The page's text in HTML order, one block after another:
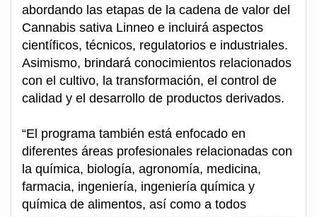
abordando las etapas de la cadena de valor del
Cannabis sativa Linneo e incluirá aspectos
científicos, técnicos, regulatorios e industriales.
Asimismo, brindará conocimientos relacionados
con el cultivo, la transformación, el control de
calidad y el desarrollo de productos derivados.
“El programa también está enfocado en
diferentes áreas profesionales relacionadas con
la química, biología, agronomía, medicina,
farmacia, ingeniería, ingeniería química y
química de alimentos, así como a todos